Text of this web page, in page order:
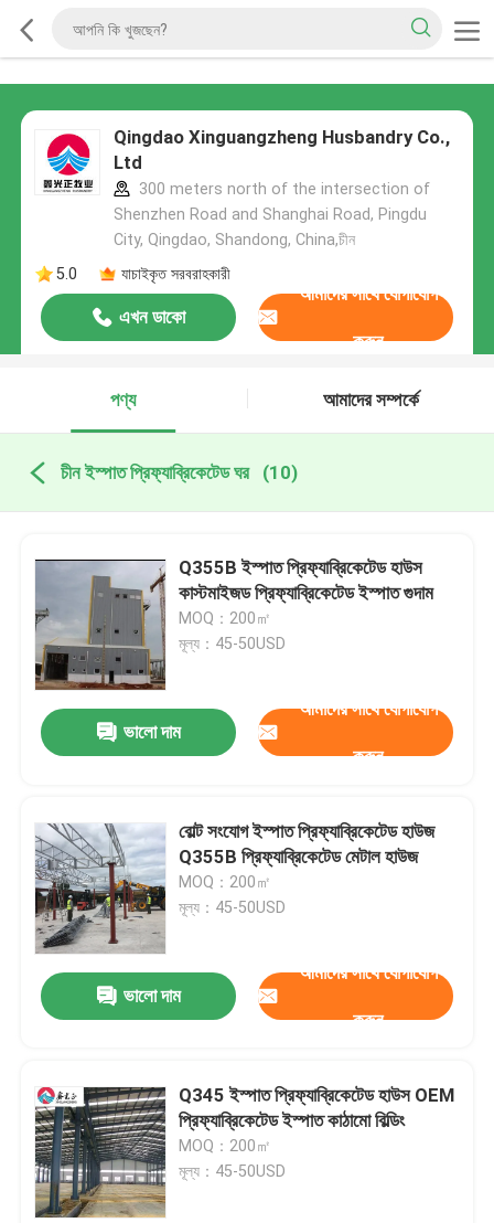
Qingdao Xinguangzheng Husbandry Co.,
Ltd
300 meters north of the intersection of
Shenzhen Road and Shanghai Road, Pingdu
City, Qingdao, Shandong, China,চীন
5.0
যাচাইকৃত সরবরাহকারী
এখন ডাকো
আমাদের সাথে যোগাযোগ
করুন
পণ্য আমাদের সম্পর্কে
চীন ইস্পাত প্রিফ্যাব্রিকেটেড ঘর (10)
Q355B ইস্পাত প্রিফ্যাব্রিকেটেড হাউস
কাস্টমাইজড প্রিফ্যাব্রিকেটেড ইস্পাত গুদাম
MOQ：200㎡
মূল্য：45-50USD
ভালো দাম
আমাদের সাথে যোগাযোগ
করুন
বোল্ট সংযোগ ইস্পাত প্রিফ্যাব্রিকেটেড হাউজ
Q355B প্রিফ্যাব্রিকেটেড মেটাল হাউজ
MOQ：200㎡
মূল্য：45-50USD
ভালো দাম
আমাদের সাথে যোগাযোগ
করুন
Q345 ইস্পাত প্রিফ্যাব্রিকেটেড হাউস OEM
প্রিফ্যাব্রিকেটেড ইস্পাত কাঠামো বিল্ডিং
MOQ：200㎡
মূল্য：45-50USD